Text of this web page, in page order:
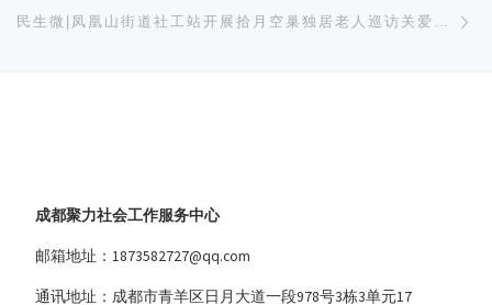
民生微|凤凰山街道社工站开展拾月空巢独居老人巡访关爱活动
成都聚力社会工作服务中心
邮箱地址：1873582727@qq.com
通讯地址：成都市青羊区日月大道一段978号3栋3单元17